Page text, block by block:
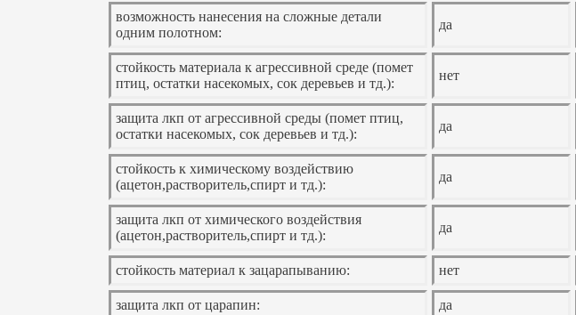
возможность нанесения на сложные детали
одним полотном:
да
стойкость материала к агрессивной среде (помет
птиц, остатки насекомых, сок деревьев и тд.):
нет
защита лкп от агрессивной среды (помет птиц,
остатки насекомых, сок деревьев и тд.):
да
стойкость к химическому воздействию
(ацетон,растворитель,спирт и тд.):
да
защита лкп от химического воздействия
(ацетон,растворитель,спирт и тд.):
да
стойкость материал к зацарапыванию: нет
защита лкп от царапин: да